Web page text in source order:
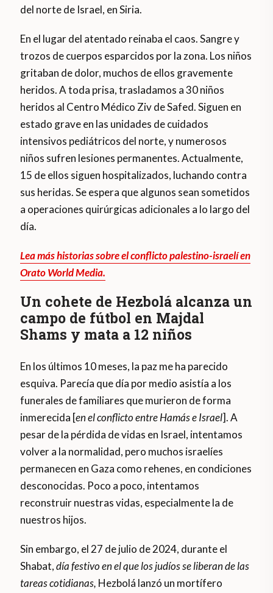
del norte de Israel, en Siria.
En el lugar del atentado reinaba el caos. Sangre y
trozos de cuerpos esparcidos por la zona. Los niños
gritaban de dolor, muchos de ellos gravemente
heridos. A toda prisa, trasladamos a 30 niños
heridos al Centro Médico Ziv de Safed. Siguen en
estado grave en las unidades de cuidados
intensivos pediátricos del norte, y numerosos
niños sufren lesiones permanentes. Actualmente,
15 de ellos siguen hospitalizados, luchando contra
sus heridas. Se espera que algunos sean sometidos
a operaciones quirúrgicas adicionales a lo largo del
día.
Lea más historias sobre el conflicto palestino-israelí en
Orato World Media.
Un cohete de Hezbolá alcanza un
campo de fútbol en Majdal
Shams y mata a 12 niños
En los últimos 10 meses, la paz me ha parecido
esquiva. Parecía que día por medio asistía a los
funerales de familiares que murieron de forma
inmerecida [en el conflicto entre Hamás e Israel]. A
pesar de la pérdida de vidas en Israel, intentamos
volver a la normalidad, pero muchos israelíes
permanecen en Gaza como rehenes, en condiciones
desconocidas. Poco a poco, intentamos
reconstruir nuestras vidas, especialmente la de
nuestros hijos.
Sin embargo, el 27 de julio de 2024, durante el
Shabat,día festivo en el que los judíos se liberan de las
tareas cotidianas, Hezbolá lanzó un mortífero